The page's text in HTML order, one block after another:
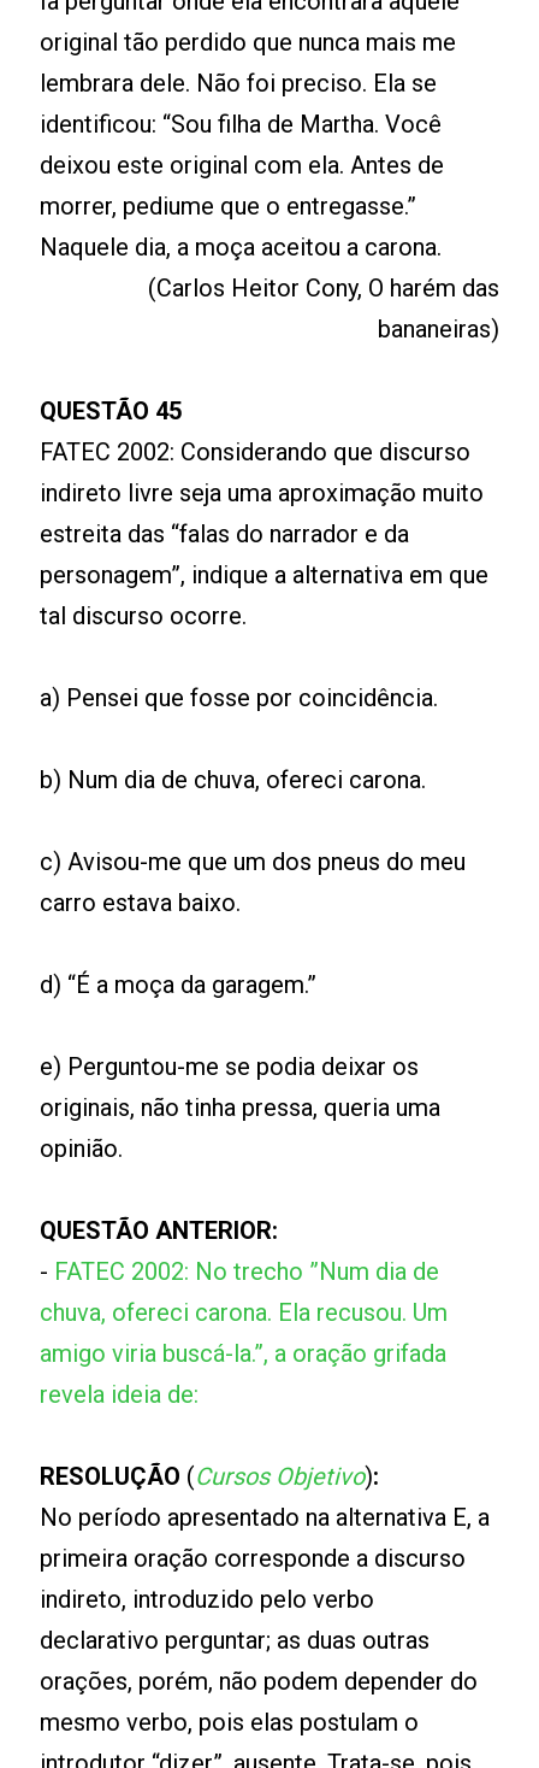
original tão perdido que nunca mais me
lembrara dele. Não foi preciso. Ela se
identificou: “Sou filha de Martha. Você
deixou este original com ela. Antes de
morrer, pediume que o entregasse.”
Naquele dia, a moça aceitou a carona.
(Carlos Heitor Cony, O harém das
bananeiras)
QUESTÃO 45
FATEC 2002: Considerando que discurso
indireto livre seja uma aproximação muito
estreita das “falas do narrador e da
personagem”, indique a alternativa em que
tal discurso ocorre.
a) Pensei que fosse por coincidência.
b) Num dia de chuva, ofereci carona.
c) Avisou-me que um dos pneus do meu
carro estava baixo.
d) “É a moça da garagem.”
e) Perguntou-me se podia deixar os
originais, não tinha pressa, queria uma
opinião.
QUESTÃO ANTERIOR:
- FATEC 2002: No trecho ”Num dia de
chuva, ofereci carona. Ela recusou. Um
amigo viria buscá-la.”, a oração grifada
revela ideia de:
RESOLUÇÃO (Cursos Objetivo):
No período apresentado na alternativa E, a
primeira oração corresponde a discurso
indireto, introduzido pelo verbo
declarativo perguntar; as duas outras
orações, porém, não podem depender do
mesmo verbo, pois elas postulam o